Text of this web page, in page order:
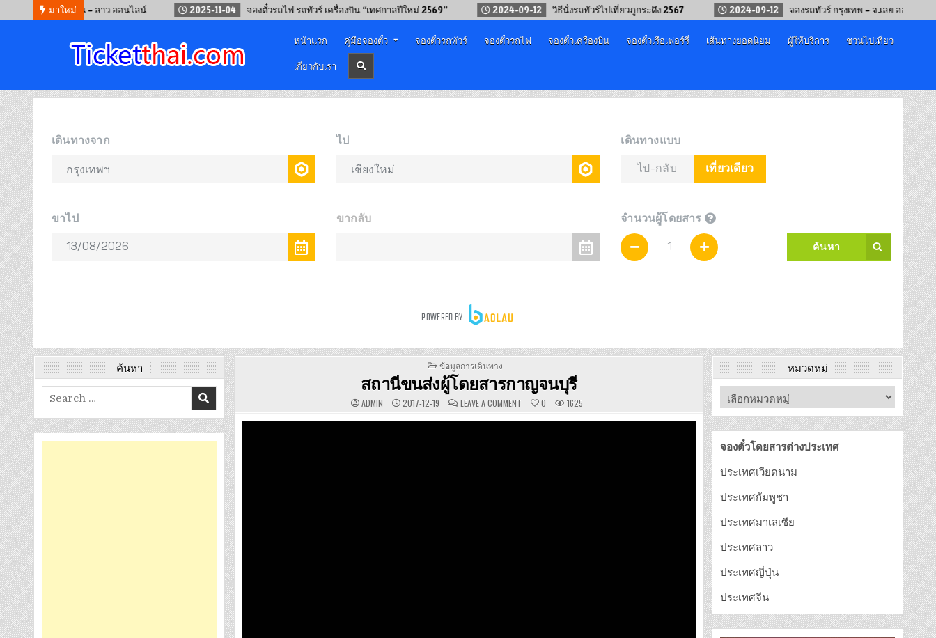
มาใหม่
งตั๋วรถไฟจีน – ลาว ออนไลน์ 2025-11-04 จองตั๋วรถไฟ รถทัวร์ เครื่องบิน “เทศกาลปีใหม่ 2569” 2024-09-12 วิธีนั่งรถทัวร์ไปเที่ยวภูกระดึง 2567 2024-09-12 จองรถทัวร์ กรุงเทพ – จ.เลย ออนไลน์
จองตั๋วออนไลน์
หน้าแรก คู่มือจองตั๋ว จองตั๋วรถทัวร์ จองตั๋วรถไฟ จองตั๋วเครื่องบิน จองตั๋วเรือเฟอร์รี่ เส้นทางยอดนิยม ผู้ให้บริการ
ชวนไปเที่ยว
เกี่ยวกับเรา
POSTED
IN
ข้อมูลการเดินทาง
สถานีขนส่งผู้โดยสารกาญจนบุรี
ADMIN 2017-12-19 LEAVE A COMMENTON
สถานี
ขนส่ง
0 1625
ค้นหา
Search
for:
หมวดหมู่
จองตั๋วโดยสารต่างประเทศ
ประเทศเวียดนาม
ประเทศกัมพูชา
ประเทศมาเลเซีย
ประเทศลาว
ประเทศญี่ปุ่น
ประเทศจีน